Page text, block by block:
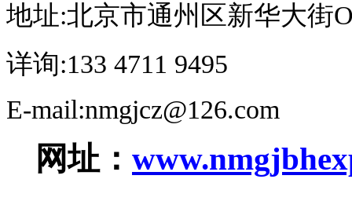
地址:北京市通州区新华大街
详询:133 4711 9495
E-mail:nmgjcz@126.com
网址：